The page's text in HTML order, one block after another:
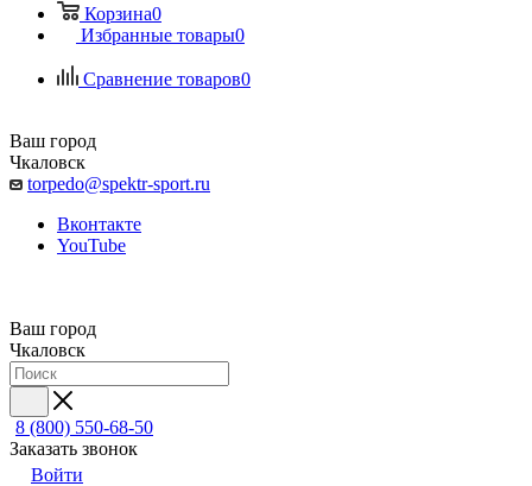
Корзина0
Избранные товары0
Сравнение товаров0
Ваш город
Чкаловск
torpedo@spektr-sport.ru
Вконтакте
YouTube
Ваш город
Чкаловск
8 (800) 550-68-50
Заказать звонок
Войти